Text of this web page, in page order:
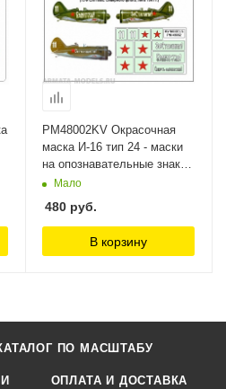
PM48002KV Окрасочная
маска И-16 тип 24 - маски
на опознавательные знаки -
набор №2 (72-й САП ВВС
1941 г.) для моделей
фирмы ICM KV Models
Мало
480 руб.
В корзину
ПО МАСШТАБУ
ОПЛАТА И ДОСТАВКА